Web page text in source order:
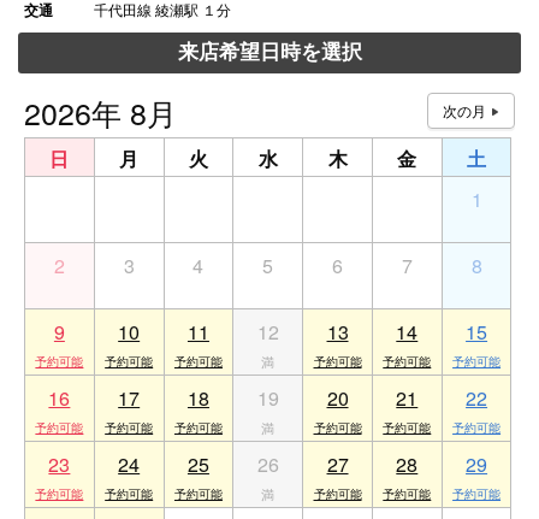
交通
千代田線 綾瀬駅 １分
来店希望日時を選択
2026年 8月
日 月 火 水 木 金
土
1
2 3 4 5 6 7 8
9 10 11 12 13 14 15
16 17 18 19 20 21 22
23 24 25 26 27 28 29